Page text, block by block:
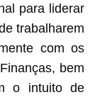
para liderar
trabalharem
com os
bem
o intuito de